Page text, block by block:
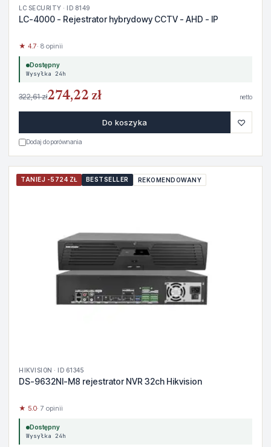
LC SECURITY · ID 8149
LC-4000 - Rejestrator hybrydowy CCTV - AHD - IP
★ 4.7· 8 opinii
Dostępny
Wysyłka 24h
322,61 zł274,22 zł netto
Do koszyka ♡
Dodaj do porównania
TANIEJ -5724 ZŁ BESTSELLER REKOMENDOWANY
HIKVISION · ID 61345
DS-9632NI-M8 rejestrator NVR 32ch Hikvision
★ 5.0· 7 opinii
Dostępny
Wysyłka 24h